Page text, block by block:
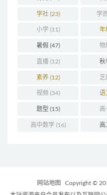
学社(23) 学
小学(11) 年
暑假 (47) 物
直播(12) 秋
素养(12) 芝
视频 (34) 语
题型 (15) 高
高中数学(16) 高
网站地图 Copyright ©